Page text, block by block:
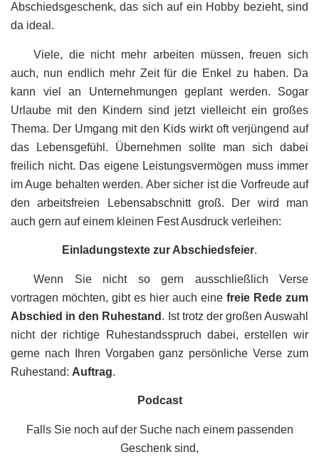
Abschiedsgeschenk, das sich auf ein Hobby bezieht, sind
da ideal.
Viele, die nicht mehr arbeiten müssen, freuen sich
auch, nun endlich mehr Zeit für die Enkel zu haben. Da
kann viel an Unternehmungen geplant werden. Sogar
Urlaube mit den Kindern sind jetzt vielleicht ein großes
Thema. Der Umgang mit den Kids wirkt oft verjüngend auf
das Lebensgefühl. Übernehmen sollte man sich dabei
freilich nicht. Das eigene Leistungsvermögen muss immer
im Auge behalten werden. Aber sicher ist die Vorfreude auf
den arbeitsfreien Lebensabschnitt groß. Der wird man
auch gern auf einem kleinen Fest Ausdruck verleihen:
Einladungstexte zur Abschiedsfeier.
Wenn Sie nicht so gern ausschließlich Verse
vortragen möchten, gibt es hier auch eine freie Rede zum
Abschied in den Ruhestand . Ist trotz der großen Auswahl
nicht der richtige Ruhestandsspruch dabei, erstellen wir
gerne nach Ihren Vorgaben ganz persönliche Verse zum
Ruhestand: Auftrag.
Podcast
Falls Sie noch auf der Suche nach einem passenden
Geschenk sind,